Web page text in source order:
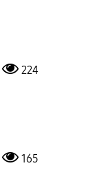
224
165